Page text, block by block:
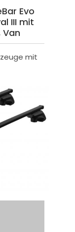
Evo
III mit
Van
mit